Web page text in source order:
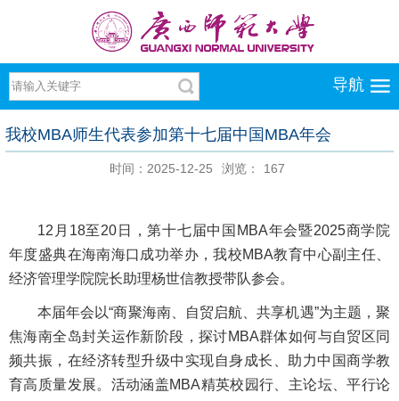
导航
我校MBA师生代表参加第十七届中国MBA年会
时间：2025-12-25 浏览： 167
12月18至20日，第十七届中国MBA年会暨2025商学院
年度盛典在海南海口成功举办，我校MBA教育中心副主任、
经济管理学院院长助理杨世信教授带队参会。
本届年会以“商聚海南、自贸启航、共享机遇”为主题，聚
焦海南全岛封关运作新阶段，探讨MBA群体如何与自贸区同
频共振，在经济转型升级中实现自身成长、助力中国商学教
育高质量发展。活动涵盖MBA精英校园行、主论坛、平行论